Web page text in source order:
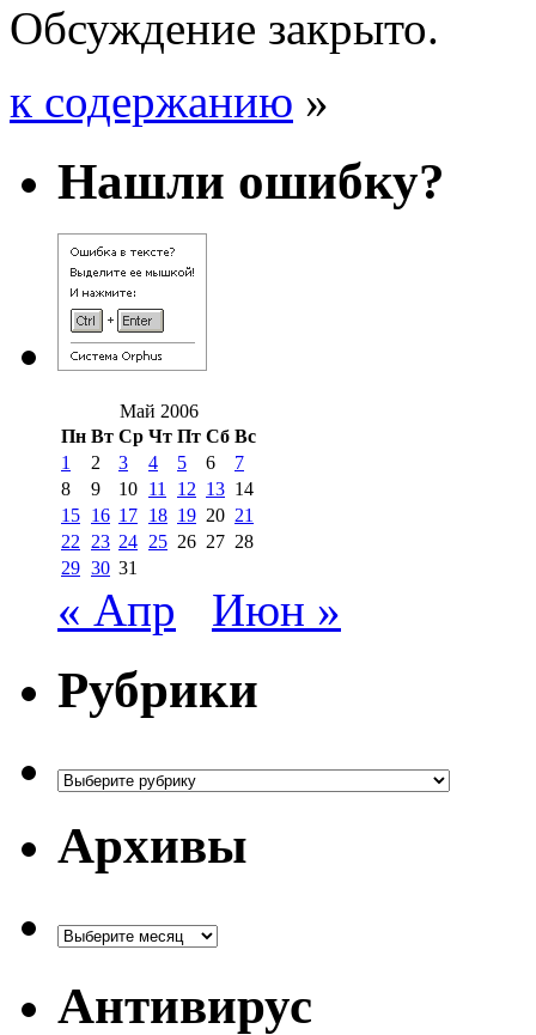
Обсуждение закрыто.
к содержанию »
Нашли ошибку?
Май 2006
Пн Вт Ср Чт Пт Сб Вс
1
2 3 4 5 6
7
8
9 10 11 12 13 14
15 16 17 18 19 20 21
22 23 24 25 26 27 28
29 30 31
« Апр Июн »
Рубрики
Рубрики
Архивы
Антивирус